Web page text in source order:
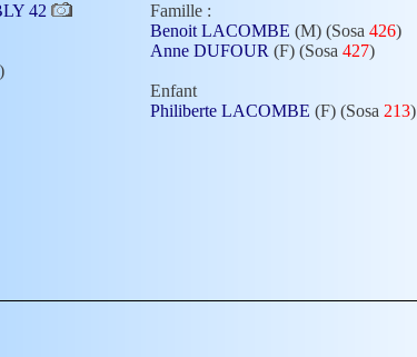
42
)
Famille :
Benoit LACOMBE (M) (Sosa 426)
Anne DUFOUR (F) (Sosa 427)
Enfant
Philiberte LACOMBE (F) (Sosa 213)